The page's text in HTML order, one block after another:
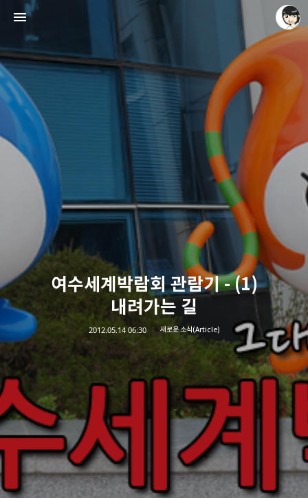
여수세계박람회 관람기 - (1)
내려가는 길
2012.05.14 06:30 새로운 소식(Article)
레이니아